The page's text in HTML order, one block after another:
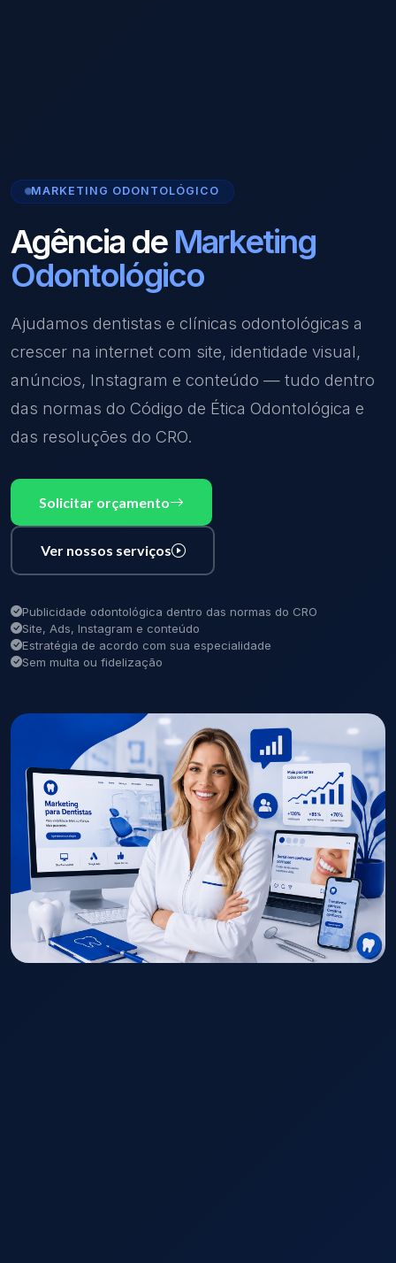
MARKETING ODONTOLÓGICO
Agência de Marketing
Odontológico
Ajudamos dentistas e clínicas odontológicas a
crescer na internet com site, identidade visual,
anúncios, Instagram e conteúdo — tudo dentro
das normas do Código de Ética Odontológica e
das resoluções do CRO.
Solicitar orçamento
Ver nossos serviços
Publicidade odontológica dentro das normas do CRO
Site, Ads, Instagram e conteúdo
Estratégia de acordo com sua especialidade
Sem multa ou fidelização